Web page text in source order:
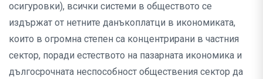
осигуровки), всички системи в обществото се
издържат от нетните данъкоплатци в икономиката,
които в огромна степен са концентрирани в частния
сектор, поради естеството на пазарната икономика и
дългосрочната неспособност обществения сектор да